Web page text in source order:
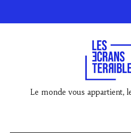
Le monde vous appartient,